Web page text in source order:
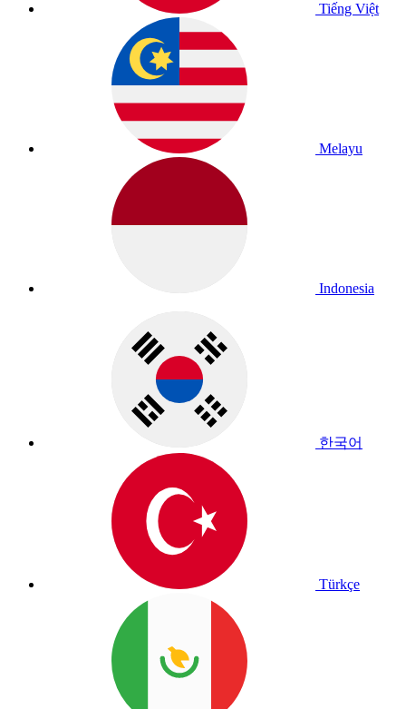
Tiếng Việt
Melayu
Indonesia
한국어
Türkçe